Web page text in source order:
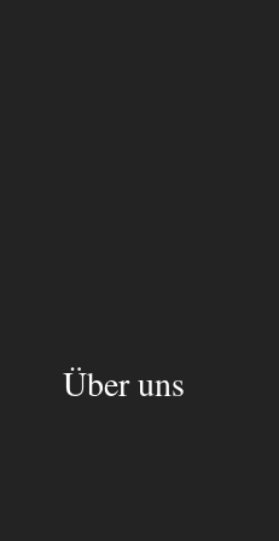
Über uns